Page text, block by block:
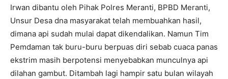
Irwan dibantu oleh Pihak Polres Meranti, BPBD Meranti,
Unsur Desa dna masyarakat telah membuahkan hasil,
dimana api sudah mulai dapat dikendalikan. Namun Tim
Pemdaman tak buru-buru berpuas diri sebab cuaca panas
ekstrim masih berpotensi menyebabkan munculnya api
dilahan gambut. Ditambah lagi hampir satu bulan wilayah